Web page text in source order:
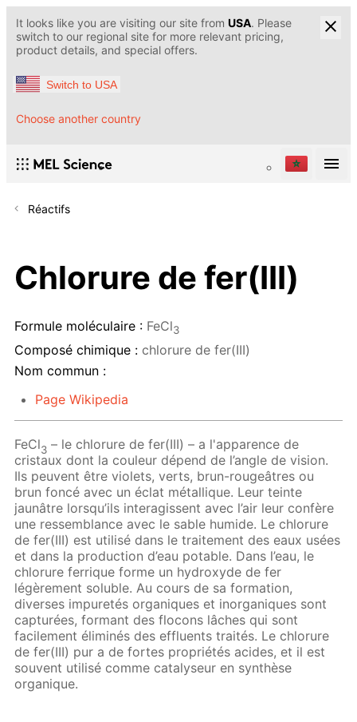
It looks like you are visiting our site from USA. Please
switch to our regional site for more relevant pricing,
product details, and special offers.
Switch to USA
Choose another country
Réactifs
Chlorure de fer(III)
Formule moléculaire : FeCl3
Composé chimique : chlorure de fer(III)
Nom commun :
Page Wikipedia
FeCl3 – le chlorure de fer(III) – a l'apparence de
cristaux dont la couleur dépend de l’angle de vision.
Ils peuvent être violets, verts, brun-rougeâtres ou
brun foncé avec un éclat métallique. Leur teinte
jaunâtre lorsqu’ils interagissent avec l’air leur confère
une ressemblance avec le sable humide. Le chlorure
de fer(III) est utilisé dans le traitement des eaux usées
et dans la production d’eau potable. Dans l’eau, le
chlorure ferrique forme un hydroxyde de fer
légèrement soluble. Au cours de sa formation,
diverses impuretés organiques et inorganiques sont
capturées, formant des flocons lâches qui sont
facilement éliminés des effluents traités. Le chlorure
de fer(III) pur a de fortes propriétés acides, et il est
souvent utilisé comme catalyseur en synthèse
organique.